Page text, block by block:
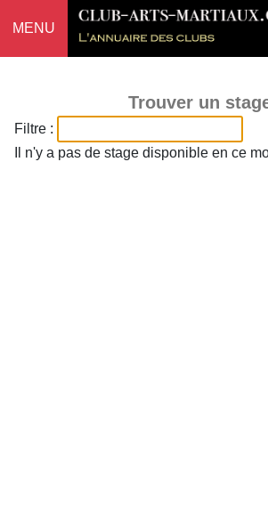
MENU
Trouver un
Filtre :
Il n'y a pas de stage disponible en ce